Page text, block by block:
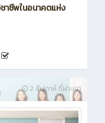
าชีพในอนาคตแห่ง
2 สัปดาห์ ที่ผ่านมา